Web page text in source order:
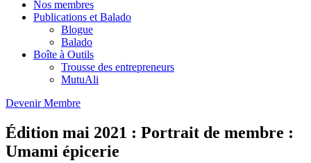
Nos membres
Publications et Balado
Blogue
Balado
Boîte à Outils
Trousse des entrepreneurs
MutuAli
Devenir Membre
Édition mai 2021 : Portrait de membre :
Umami épicerie